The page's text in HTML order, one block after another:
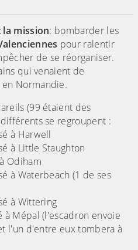
la mission: bombarder les
pour ralentir
de se réorganiser.
qui venaient de
Normandie.
(99 étaient des
se regroupent :
à Harwell
à Little Staughton
Odiham
à Waterbeach (1 de ses
à Wittering
Mépal (l'escadron envoie
l'un d'entre eux tombera à